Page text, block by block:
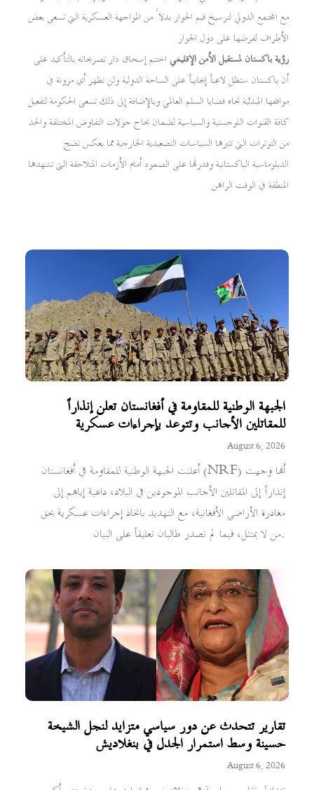
الجبهة الوطنية للمقاومة في أفغانستان تعلن إنذاراً
للمقاتلين الأجانب وتتوعد بإجراءات عسكرية
August 6, 2026
أعلنت الجبهة الوطنية للمقاومة في أفغانستان (NRF) أنها وجهت
إنذاراً إلى المقاتلين الأجانب الموجودين في البلاد، داعية إياهم إلى
مغادرة الأراضي الأفغانية، مع التهديد باتخاذ إجراءات عسكرية بحق
من لا يمتثل، فيما لم تصدر طالبان تعليقاً على البيان.
تقارير تتحدث عن دور سياسي متزايد لنجل الشيخة
حسينة وسط استمرار الجدل في بنغلاديش
August 6, 2026
مع المجتمع الدولي لترسيخ قيم الحوار بدلاً من المواجهة العسكرية التي تسعى بعض
الأطراف لفرضها على دول الجوار
رؤية باكستان لمستقبل الأمن الإقليمي اختتم إسحاق دار تصريحاته بالتأكيد على
أن باكستان ستظل لاعباً إيجابياً على الساحة الدولية ولن تظهر أي مرونة في
مواقفها المبدئية تجاه قضايا السلم العالمي وبالإضافة إلى ذلك تسعى الحكومة لتفعيل
كافة القنوات اللوجستية والسياسية لضمان نجاح جولات التفاوض المختلفة والحد
من التوترات التي تثيرها السياسات التصعيدية الخارجية مما يعكس نضج
الدبلوماسية الباكستانية وقدرتها على الصمود أمام الأزمات المتلاحقة التي تشهدها
المنطقة في الوقت الراهن